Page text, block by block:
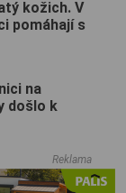
kožich. V
pomáhají s
na
došlo k
Reklama